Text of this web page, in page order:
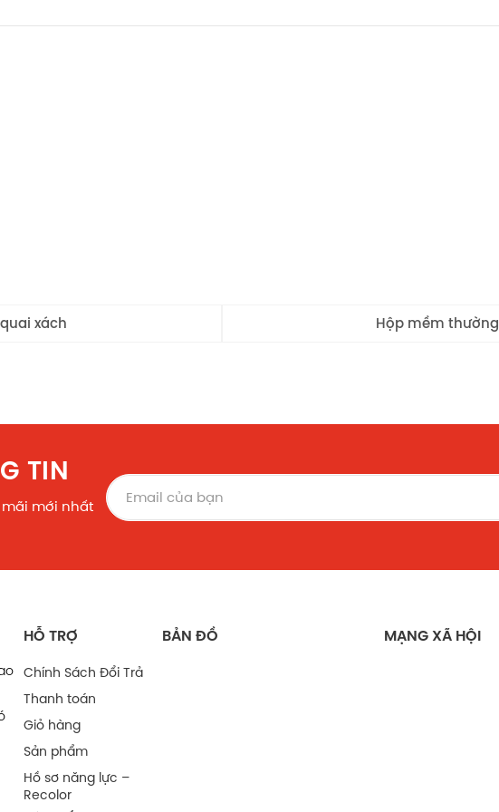
xách Hộp mềm thường
TIN
mới nhất
HỖ TRỢ
Chính Sách Đổi Trả
Thanh toán
Giỏ hàng
Sản phẩm
Hồ sơ năng lực –
Recolor
BẢN ĐỒ MẠNG XÃ HỘI